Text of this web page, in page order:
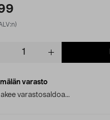
varasto
varastosaldoa...